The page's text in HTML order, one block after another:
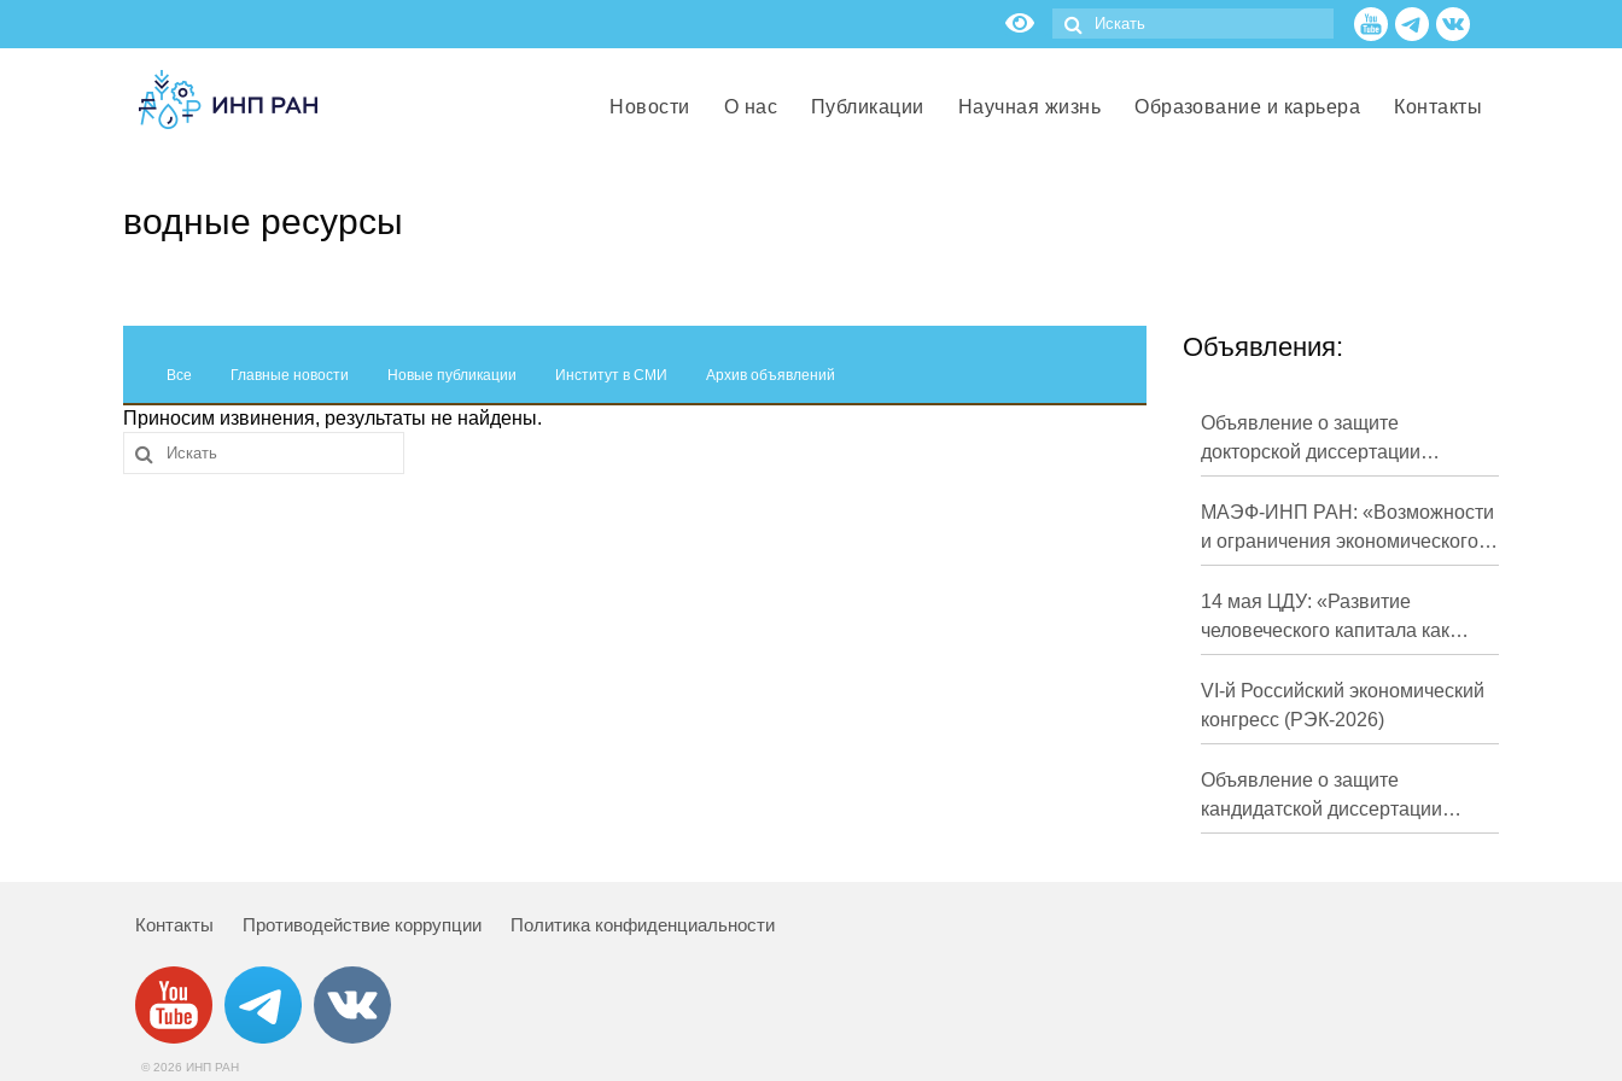
Новости О нас Публикации Научная жизнь Образование и карьера Контакты
водные ресурсы
Все Главные новости Новые публикации Институт в СМИ Архив объявлений
Приносим извинения, результаты не найдены.
Объявления:
Объявление о защите
докторской диссертации
Кузнецова Михаила
Евгеньевича
МАЭФ-ИНП РАН: «Возможности
и ограничения экономического
развития России в средне- и
долгосрочной перспективе»
14 мая ЦДУ: «Развитие
человеческого капитала как
фактор экономического роста»
VI-й Российский экономический
конгресс (РЭК-2026)
Объявление о защите
кандидатской диссертации
Трындиной Николь Сергеевны
Контакты Противодействие коррупции Политика конфиденциальности
© 2026 ИНП РАН